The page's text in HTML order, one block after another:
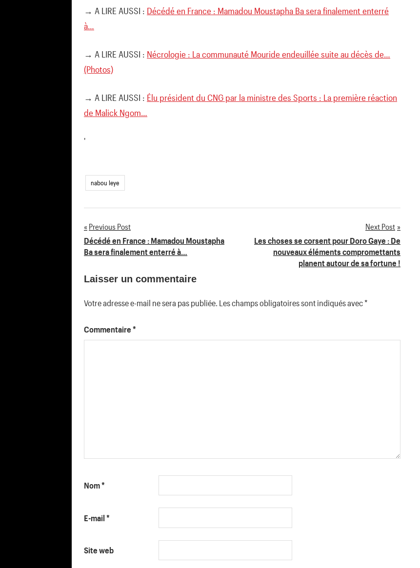
→ A LIRE AUSSI : Décédé en France : Mamadou Moustapha Ba sera finalement enterré
à…
→ A LIRE AUSSI : Nécrologie : La communauté Mouride endeuillée suite au décès de…
(Photos)
→ A LIRE AUSSI : Élu président du CNG par la ministre des Sports : La première réaction
de Malick Ngom…
'
nabou leye
Navigation
de
l’article
Previous Post
Décédé en France : Mamadou Moustapha
Ba sera finalement enterré à…
Next Post
Les choses se corsent pour Doro Gaye : De
nouveaux éléments compromettants
planent autour de sa fortune !
Laisser un commentaire
Votre adresse e-mail ne sera pas publiée. Les champs obligatoires sont indiqués avec*
Commentaire *
Nom*
E-mail *
Site web